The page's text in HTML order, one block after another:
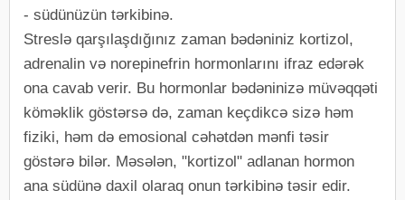
- südünüzün tərkibinə.
Streslə qarşılaşdığınız zaman bədəniniz kortizol,
adrenalin və norepinefrin hormonlarını ifraz edərək
ona cavab verir. Bu hormonlar bədəninizə müvəqqəti
köməklik göstərsə də, zaman keçdikcə sizə həm
fiziki, həm də emosional cəhətdən mənfi təsir
göstərə bilər. Məsələn, "kortizol" adlanan hormon
ana südünə daxil olaraq onun tərkibinə təsir edir.